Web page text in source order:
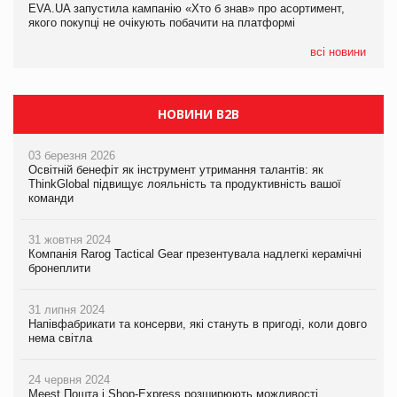
EVA.UA запустила кампанію «Хто б знав» про асортимент,
якого покупці не очікують побачити на платформі
всі новини
05.08.2026
Мережа супермаркетів VARUS купує мережу магазинів
НОВИНИ B2B
03 березня 2026
Освітній бенефіт як інструмент утримання талантів: як
ThinkGlobal підвищує лояльність та продуктивність вашої
команди
31 жовтня 2024
Компанія Rarog Tactical Gear презентувала надлегкі керамічні
бронеплити
31 липня 2024
Напівфабрикати та консерви, які стануть в пригоді, коли довго
нема світла
24 червня 2024
Meest Пошта і Shop-Express розширюють можливості